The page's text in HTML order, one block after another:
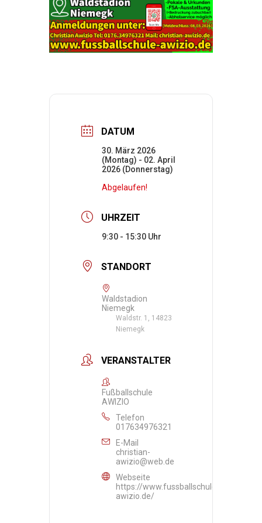
DATUM
30. März 2026
(Montag) - 02. April
2026 (Donnerstag)
Abgelaufen!
UHRZEIT
9:30 - 15:30
STANDORT
Waldstadion
Niemegk
Waldstr. 1, 14823
Niemegk
VERANSTALTER
Fußballschule
AWIZIO
Telefon
017634976321
E-Mail
christian-
awizio@web.de
Webseite
https://www.fussballschule-
awizio.de/